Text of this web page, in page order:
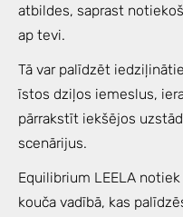
atbildes, saprast
ap tevi.
Tā var palīdzēt
īstos dziļos iemeslus,
pārrakstīt iekšējos
scenārijus.
Equilibrium LEELA
kouča vadībā, kas